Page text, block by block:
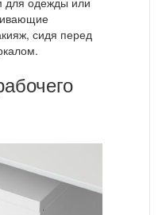
сидя перед